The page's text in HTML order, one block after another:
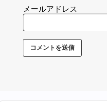
メールアドレス